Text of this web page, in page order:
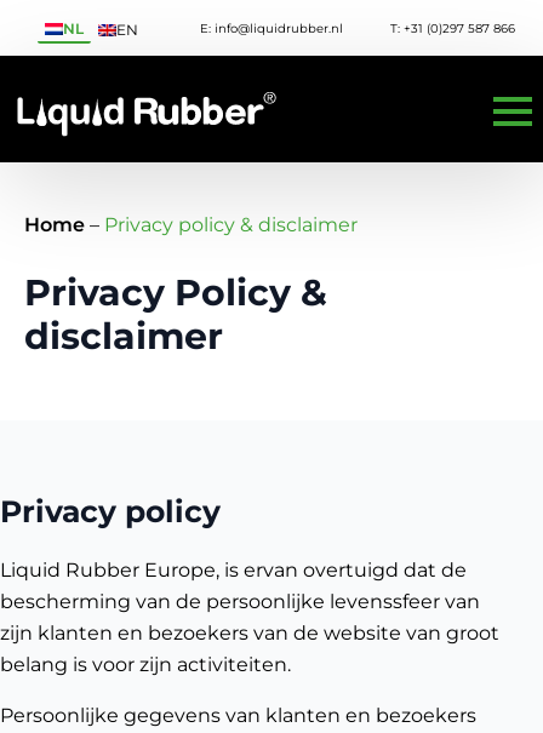
NL EN E: info@liquidrubber.nl T: +31 (0)297 587 866
Home – Privacy policy & disclaimer
Privacy Policy &
disclaimer
Privacy policy
Liquid Rubber Europe, is ervan overtuigd dat de
bescherming van de persoonlijke levenssfeer van
zijn klanten en bezoekers van de website van groot
belang is voor zijn activiteiten.
Persoonlijke gegevens van klanten en bezoekers